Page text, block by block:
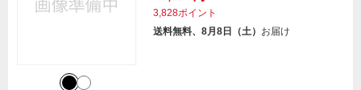
3,828ポイント
送料無料、8月8日（土） お届け